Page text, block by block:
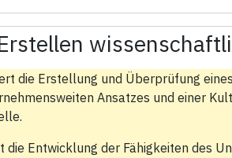
die Erstellung und Überprüfung
Ansatzes und einer
die Entwicklung der Fähigkeiten des